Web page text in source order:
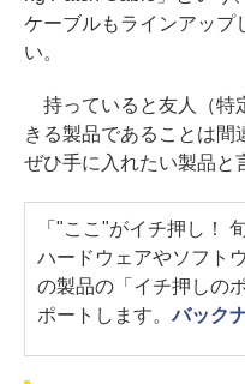
ケーブルもラインアップ
い。
持っていると友人（特
きる製品であることは間
ぜひ手に入れたい製品と
「"ここ"がイチ押し！
ハードウェアやソフト
の製品の「イチ押しの
ポートします。バック